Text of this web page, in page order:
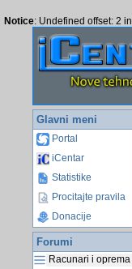
Notice: Undefined offset: 2 in
Glavni meni
Portal
iCentar
Statistike
Procitajte pravila
Donacije
Forumi
Racunari i oprema